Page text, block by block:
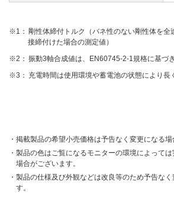
剛性体締付トルク（バネ性のない剛性体を全
接締付けた場合の測定値）
振動3軸合成値は、EN60745-2-1規格に基づ
充電時間は使用環境や蓄電池の状態により長
掲載製品の希望小売価格は予告なく変更になる場
製品の色はご覧になるモニターの環境によって
場合がございます。
製品の仕様及び外観などは改良等のため予告な
す。